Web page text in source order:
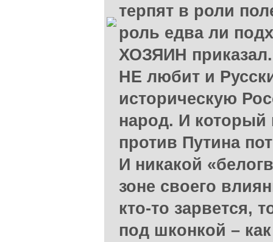
терпят в роли
роль едва ли
ХОЗЯИН
НЕ любит и
историческую
народ. И который
против Путина
И никакой
зоне своего
кто-то зарвется,
под шконкой –